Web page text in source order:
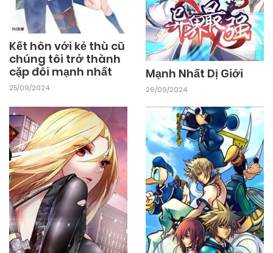
Kết hôn với kẻ thù cũ
chúng tôi trở thành
cặp đôi mạnh nhất
25/09/2024
Mạnh Nhất Dị Giới
26/09/2024